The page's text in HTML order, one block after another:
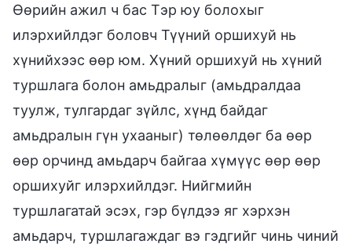
Өөрийн ажил ч бас Тэр юу болохыг
илэрхийлдэг боловч Түүний оршихуй нь
хүнийхээс өөр юм. Хүний оршихуй нь хүний
туршлага болон амьдралыг (амьдралдаа
туулж, тулгардаг зүйлс, хүнд байдаг
амьдралын гүн ухааныг) төлөөлдөг ба өөр
өөр орчинд амьдарч байгаа хүмүүс өөр өөр
оршихуйг илэрхийлдэг. Нийгмийн
туршлагатай эсэх, гэр бүлдээ яг хэрхэн
амьдарч, туршлагаждаг вэ гэдгийг чинь чиний